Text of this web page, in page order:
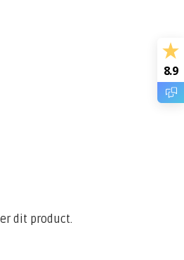
dit product.
8.9